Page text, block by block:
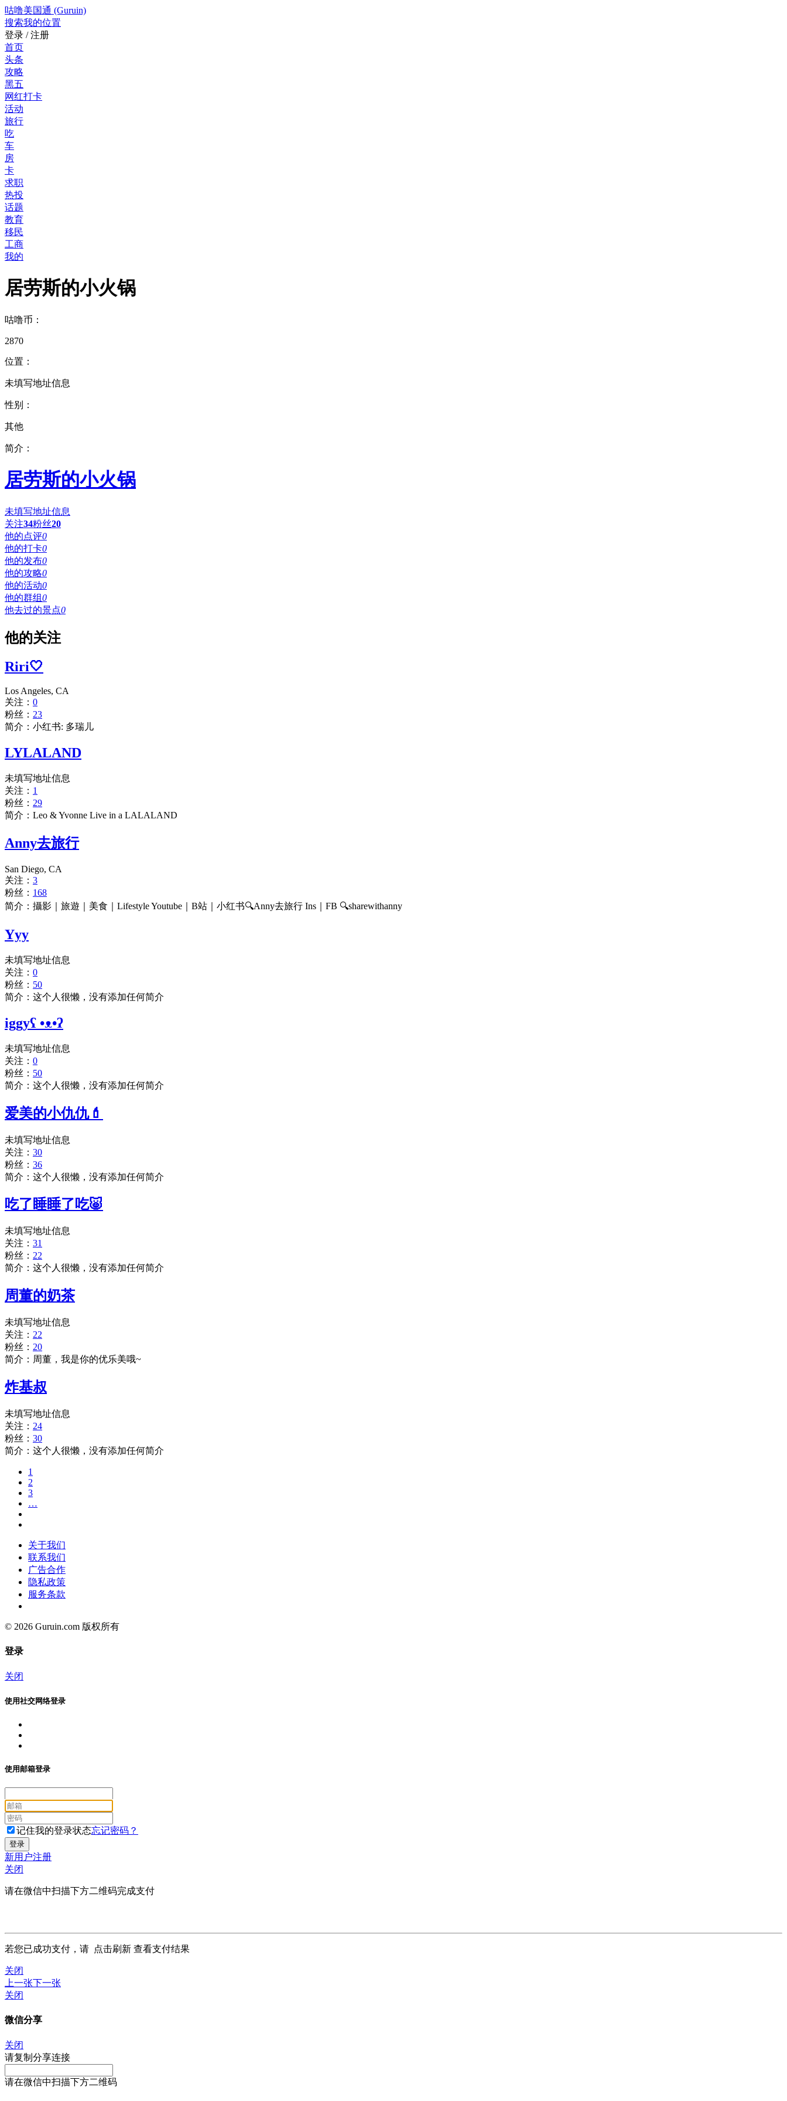
咕噜美国通 (Guruin)
搜索我的位置
登录 / 注册
首页
头条
攻略
黑五
网红打卡
活动
旅行
吃
车
房
卡
求职
热投
话题
教育
移民
工商
我的
居劳斯的小火锅
咕噜币：
2870
位置：
未填写地址信息
性别：
其他
简介：
居劳斯的小火锅
未填写地址信息
关注34粉丝20
他的点评0
他的打卡0
他的发布0
他的攻略0
他的活动0
他的群组0
他去过的景点0
他的关注
Riri🤍
Los Angeles, CA
关注： 0
粉丝： 23
简介：小红书: 多瑞儿
LYLALAND
未填写地址信息
关注： 1
粉丝： 29
简介：Leo & Yvonne Live in a LALALAND
Anny去旅行
San Diego, CA
关注： 3
粉丝： 168
简介：攝影｜旅遊｜美食｜Lifestyle Youtube｜B站｜小红书🔍Anny去旅行 Ins｜FB 🔍sharewithanny
Yyy
未填写地址信息
关注： 0
粉丝： 50
简介：这个人很懒，没有添加任何简介
iggyʕ •ᴥ•ʔ
未填写地址信息
关注： 0
粉丝： 50
简介：这个人很懒，没有添加任何简介
爱美的小仇仇💄
未填写地址信息
关注： 30
粉丝： 36
简介：这个人很懒，没有添加任何简介
吃了睡睡了吃🐷
未填写地址信息
关注： 31
粉丝： 22
简介：这个人很懒，没有添加任何简介
周董的奶茶
未填写地址信息
关注： 22
粉丝： 20
简介：周董，我是你的优乐美哦~
炸基叔
未填写地址信息
关注： 24
粉丝： 30
简介：这个人很懒，没有添加任何简介
1
2
3
…
关于我们
联系我们
广告合作
隐私政策
服务条款
© 2026 Guruin.com 版权所有
登录
关闭
使用社交网络登录
使用邮箱登录
记住我的登录状态忘记密码？
新用户注册
关闭
请在微信中扫描下方二维码完成支付
若您已成功支付，请 点击刷新 查看支付结果
关闭
上一张下一张
关闭
微信分享
关闭
请复制分享连接
请在微信中扫描下方二维码